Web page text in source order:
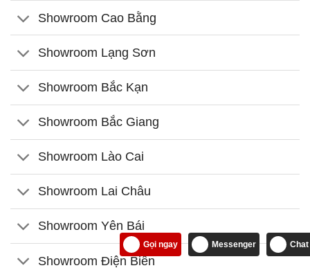
Showroom Cao Bằng
Showroom Lạng Sơn
Showroom Bắc Kạn
Showroom Bắc Giang
Showroom Lào Cai
Showroom Lai Châu
Showroom Yên Bái
Showroom Điện Biên
Gọi ngay Messenger